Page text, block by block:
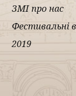
ЗМІ про нас
Фестивальні
2019